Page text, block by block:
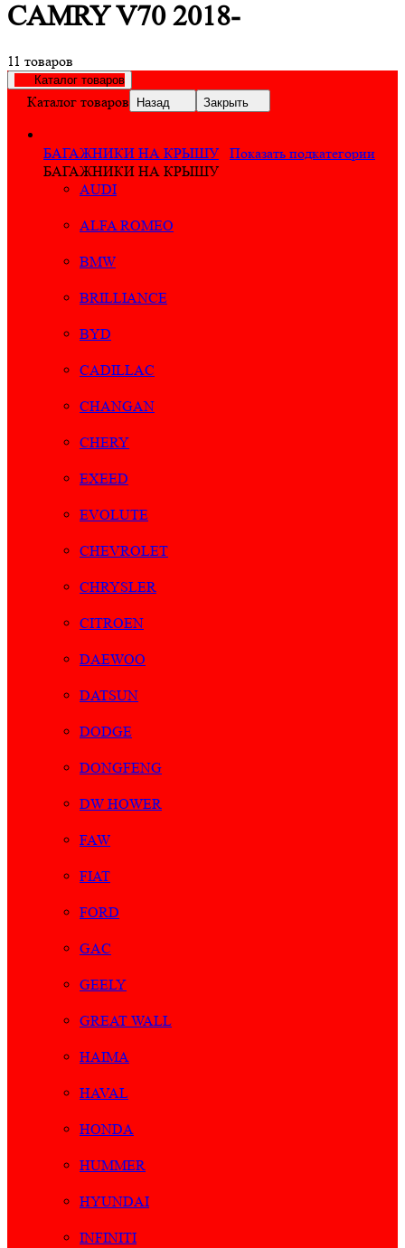
CAMRY V70 2018-
11 товаров
Каталог товаров
Каталог товаров Назад Закрыть
БАГАЖНИКИ НА КРЫШУ
Показать подкатегории
БАГАЖНИКИ НА КРЫШУ
AUDI
ALFA ROMEO
BMW
BRILLIANCE
BYD
CADILLAC
CHANGAN
CHERY
EXEED
EVOLUTE
CHEVROLET
CHRYSLER
CITROEN
DAEWOO
DATSUN
DODGE
DONGFENG
DW HOWER
FAW
FIAT
FORD
GAC
GEELY
GREAT WALL
HAIMA
HAVAL
HONDA
HUMMER
HYUNDAI
INFINITI